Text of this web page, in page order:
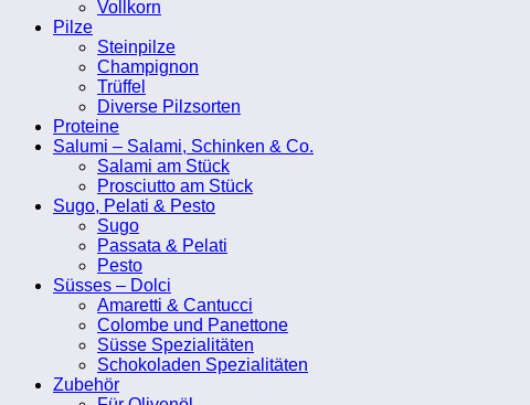
Vollkorn
Pilze
Steinpilze
Champignon
Trüffel
Diverse Pilzsorten
Proteine
Salumi – Salami, Schinken & Co.
Salami am Stück
Prosciutto am Stück
Sugo, Pelati & Pesto
Sugo
Passata & Pelati
Pesto
Süsses – Dolci
Amaretti & Cantucci
Colombe und Panettone
Süsse Spezialitäten
Schokoladen Spezialitäten
Zubehör